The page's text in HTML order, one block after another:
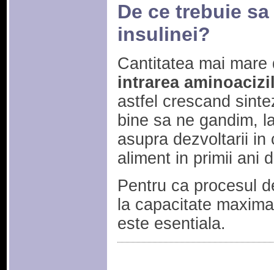
De ce trebuie
insulinei?
Cantitatea mai
intrarea
astfel crescand
bine sa ne gandim,
asupra dezvoltarii in
aliment in primii ani
Pentru ca procesul
la capacitate
este esentiala.